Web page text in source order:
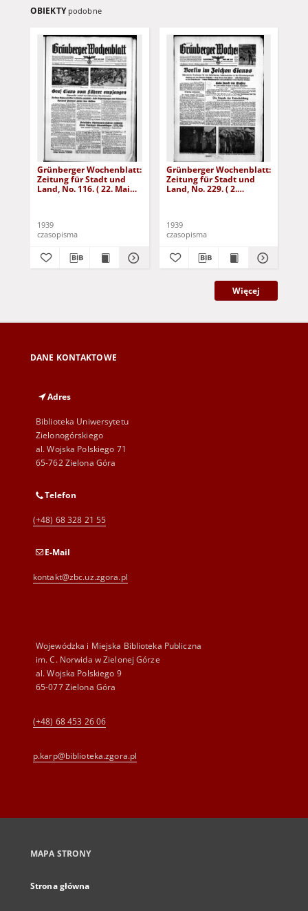
OBIEKTY podobne
Grünberger Wochenblatt:
Zeitung für Stadt und
Land, No. 116. ( 22. Mai
1939
czasopisma
Grünberger Wochenblatt:
Zeitung für Stadt und
Land, No. 229. ( 2.
1939
czasopisma
Więcej
DANE KONTAKTOWE
Adres
Biblioteka Uniwersytetu
Zielonogórskiego
al. Wojska Polskiego 71
65-762 Zielona Góra
Telefon
(+48) 68 328 21 55
E-Mail
kontakt@zbc.uz.zgora.pl
Wojewódzka i Miejska Biblioteka Publiczna
im. C. Norwida w Zielonej Górze
al. Wojska Polskiego 9
65-077 Zielona Góra
(+48) 68 453 26 06
p.karp@biblioteka.zgora.pl
MAPA STRONY
Strona główna